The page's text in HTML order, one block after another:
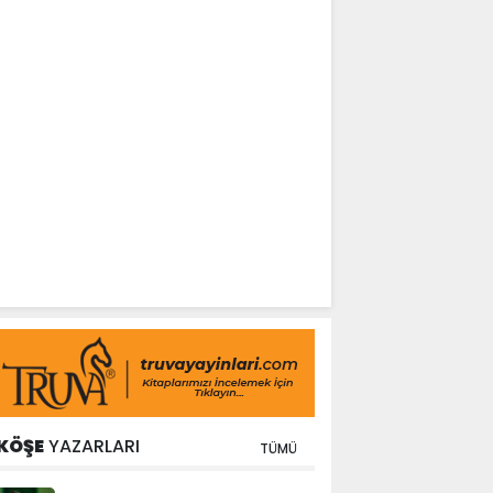
YAZARLARI TÜMÜ